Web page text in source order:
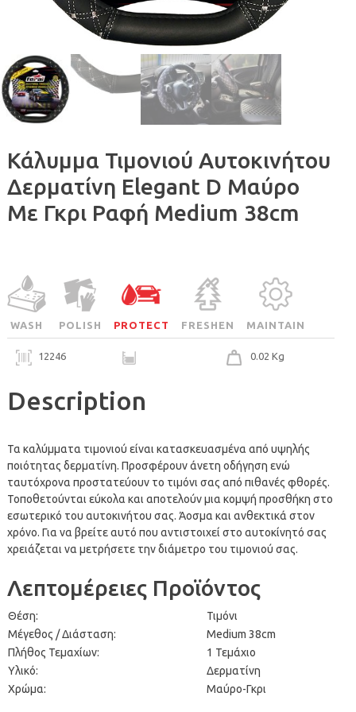
Κάλυμμα Τιμονιού Αυτοκινήτου
Δερματίνη Elegant D Μαύρο
Με Γκρι Ραφή Medium 38cm
WASH POLISH PROTECT FRESHEN MAINTAIN
12246 0.02 Kg
Description
Τα καλύμματα τιμονιού είναι κατασκευασμένα από υψηλής
ποιότητας δερματίνη. Προσφέρουν άνετη οδήγηση ενώ
ταυτόχρονα προστατεύουν το τιμόνι σας από πιθανές φθορές.
Τοποθετούνται εύκολα και αποτελούν μια κομψή προσθήκη στο
εσωτερικό του αυτοκινήτου σας. Άοσμα και ανθεκτικά στον
χρόνο. Για να βρείτε αυτό που αντιστοιχεί στο αυτοκίνητό σας
χρειάζεται να μετρήσετε την διάμετρο του τιμονιού σας.
Λεπτομέρειες Προϊόντος
Θέση:
Τιμόνι
Μέγεθος / Διάσταση:
Medium 38cm
Πλήθος Τεμαχίων:
1 Τεμάχιο
Υλικό:
Δερματίνη
Χρώμα:
Μαύρο-Γκρι